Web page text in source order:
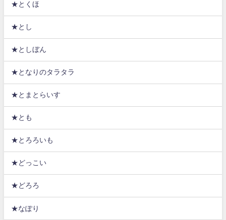
★とくほ
★とし
★としぼん
★となりのタラタラ
★とまとらいす
★とも
★とろろいも
★どっこい
★どろろ
★なぽり